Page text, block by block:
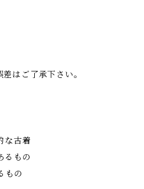
はご了承下さい。
な古着
るもの
もの